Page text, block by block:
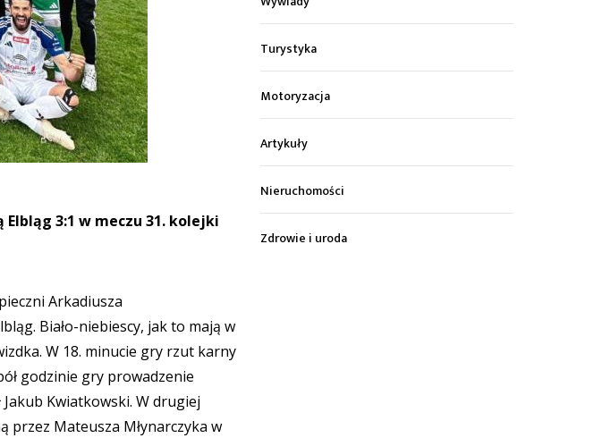
3:1 w meczu 31. kolejki
Arkadiusza
Biało-niebiescy, jak to mają w
W 18. minucie gry rzut karny
godzinie gry prowadzenie
Kwiatkowski. W drugiej
przez Mateusza Młynarczyka w
Turystyka
Motoryzacja
Artykuły
Nieruchomości
Zdrowie i uroda